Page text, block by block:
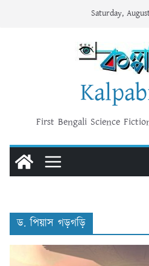
Saturday,
First Bengali Science
ড. পিয়াস গড়গড়ি